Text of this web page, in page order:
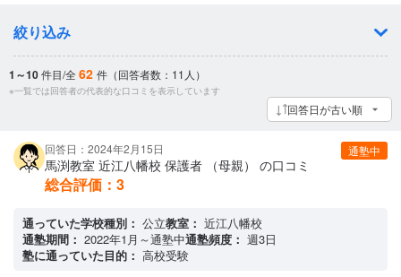
絞り込み
1～10件目/全 62 件（回答者数：11人）
※一覧では回答者の代表的な口コミを表示しています
回答日が古い順
通塾中
回答日：2024年2月15日
馬渕教室 近江八幡校 保護者 （母親） の口コミ
総合評価： 3
通っていた学校種別： 公立教室： 近江八幡校
通塾期間： 2022年1月～通塾中通塾頻度： 週3日
塾に通っていた目的： 高校受験